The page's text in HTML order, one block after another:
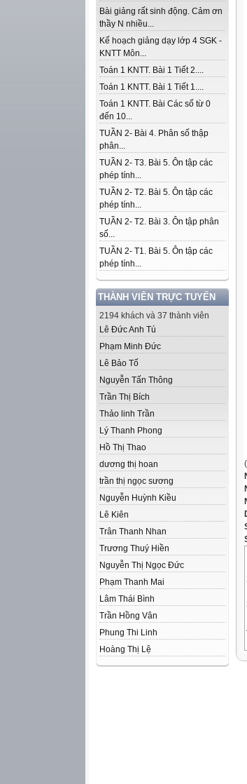
Bài giảng rất sinh động. Cảm ơn
thầy N nhiều...
Kế hoạch giảng dạy lớp 4 SGK -
KNTT Môn...
Toán 1 KNTT. Bài 1 Tiết 2....
Toán 1 KNTT. Bài 1 Tiết 1....
Toán 1 KNTT. Bài Các số từ 0
đến 10...
TUẦN 2- Bài 4. Phân số thập
phân...
TUẦN 2- T3. Bài 5. Ôn tập các
phép tính...
TUẦN 2- T2. Bài 5. Ôn tập các
phép tính...
TUẦN 2- T2. Bài 3. Ôn tập phân
số...
TUẦN 2- T1. Bài 5. Ôn tập các
phép tính...
THÀNH VIÊN TRỰC TUYẾN
2194 khách và 37 thành viên
Lê Đức Anh Tú
Phạm Minh Đức
Lê Bảo Tố
Nguyễn Tấn Thông
Trần Thị Bích
Thảo linh Trần
Lý Thanh Phong
Hồ Thị Thao
dương thị hoan
trần thị ngọc sương
Nguyễn Huỳnh Kiều
Lê Kiên
Trân Thanh Nhan
Trương Thuý Hiền
Nguyễn Thị Ngọc Đức
Phạm Thanh Mai
Lâm Thái Bình
Trần Hồng Vân
Phung Thi Linh
Hoàng Thị Lệ
(